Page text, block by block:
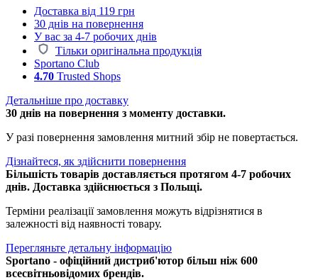
Доставка від 119 грн
30 днів на повернення
У вас за 4-7 робочих днів
Тільки оригінальна продукція
Sportano Club
4.70 Trusted Shops
Детальніше про доставку
30 днів на повернення з моменту доставки.
У разі повернення замовлення митний збір не повертається.
Дізнайтеся, як здійснити повернення
Більшість товарів доставляється протягом 4-7 робочих
днів. Доставка здійснюється з Польщі.
Терміни реалізації замовлення можуть відрізнятися в
залежності від наявності товару.
Перегляньте детальну інформацію
Sportano - офіційний дистриб'ютор більш ніж 600
всесвітньовідомих брендів.